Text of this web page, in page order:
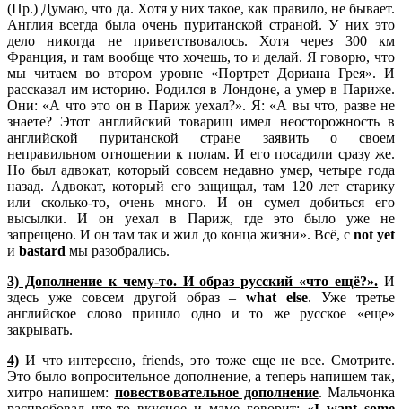
(Пр.) Думаю, что да. Хотя у них такое, как правило, не бывает.
Англия всегда была очень пуританской страной. У них это
дело никогда не приветствовалось. Хотя через 300 км
Франция, и там вообще что хочешь, то и делай. Я говорю, что
мы читаем во втором уровне «Портрет Дориана Грея». И
рассказал им историю. Родился в Лондоне, а умер в Париже.
Они: «А что это он в Париж уехал?». Я: «А вы что, разве не
знаете? Этот английский товарищ имел неосторожность в
английской пуританской стране заявить о своем
неправильном отношении к полам. И его посадили сразу же.
Но был адвокат, который совсем недавно умер, четыре года
назад. Адвокат, который его защищал, там 120 лет старику
или сколько-то, очень много. И он сумел добиться его
высылки. И он уехал в Париж, где это было уже не
запрещено. И он там так и жил до конца жизни». Всё, с notyet
и bastard мы разобрались.
3) Дополнение к чему-то. И образ русский «что ещё?». И
здесь уже совсем другой образ –whatelse. Уже третье
английское слово пришло одно и то же русское «еще»
закрывать.
4) И что интересно, friends, это тоже еще не все. Смотрите.
Это было вопросительное дополнение, а теперь напишем так,
хитро напишем: повествовательное дополнение. Мальчонка